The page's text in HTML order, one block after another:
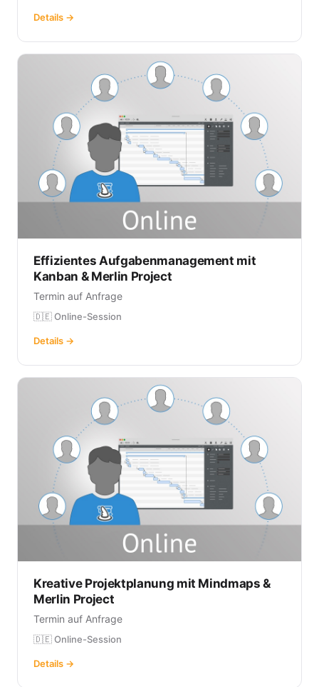
Details →
Effizientes Aufgabenmanagement mit
Kanban & Merlin Project
Termin auf Anfrage
🇩🇪 Online-Session
Details →
Kreative Projektplanung mit Mindmaps &
Merlin Project
Termin auf Anfrage
🇩🇪 Online-Session
Details →